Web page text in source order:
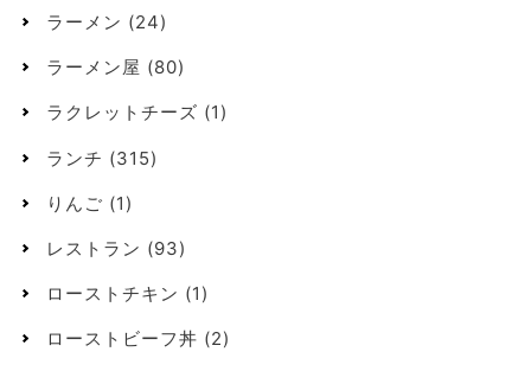
ラーメン (24)
ラーメン屋 (80)
ラクレットチーズ (1)
ランチ (315)
りんご (1)
レストラン (93)
ローストチキン (1)
ローストビーフ丼 (2)